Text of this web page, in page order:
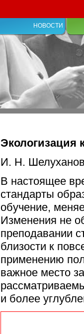
НОВОСТИ
Экологизация
И. Н.
В настоящее
стандарты
обучение,
Изменения не
преподавании
близости к
применению
важное место
и более